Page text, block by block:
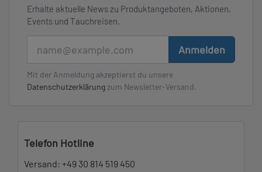
Erhalte aktuelle News zu Produktangeboten, Aktionen,
Events und Tauchreisen.
Anmelden
Mit der Anmeldung akzeptierst du unsere
Datenschutzerklärung zum Newsletter-Versand.
Telefon Hotline
Versand: +49 30 814 519 450